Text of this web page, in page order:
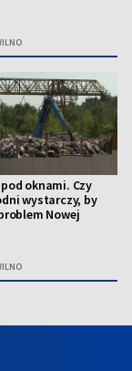
oknami. Czy
wystarczy, by
Nowej